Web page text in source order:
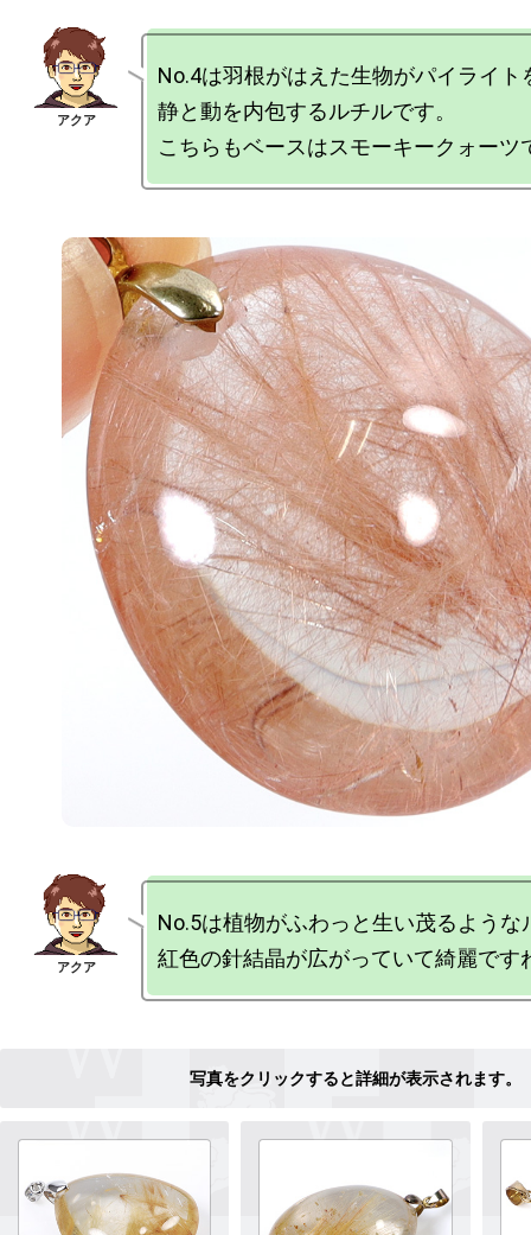
No.4は羽根がはえた生物がパイライト
静と動を内包するルチルです。
No.5は植物がふわっと生い茂るような